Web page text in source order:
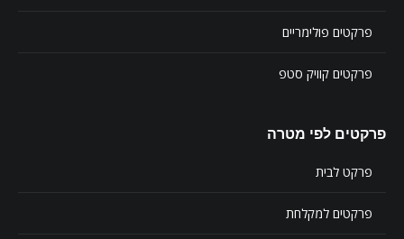
פרקטים פולימריים
פרקטים קוויק סטפ
פרקטים לפי מטרה
פרקט לבית
פרקטים למקלחת